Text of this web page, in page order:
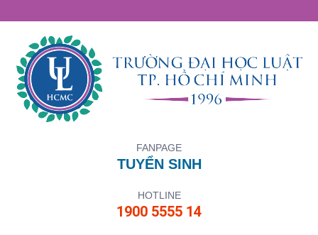
FANPAGE
TUYỂN SINH
HOTLINE
1900 5555 14